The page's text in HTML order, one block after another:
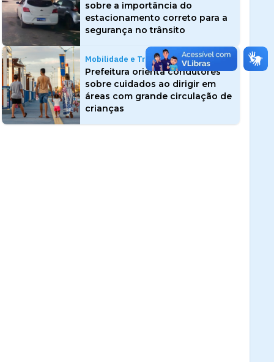
sobre a importância do
estacionamento correto para a
segurança no trânsito
Mobilidade e Trânsito
Prefeitura orienta condutores
sobre cuidados ao dirigir em
áreas com grande circulação de
crianças